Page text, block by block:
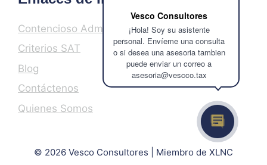
Vesco Consultores
¡Hola! Soy su asistente
personal. Envíeme una consulta
o si desea una asesoria tambien
puede enviar un correo a
asesoria@vescco.tax
Contencioso Administrativo
Criterios SAT
Blog
Contáctenos
Quienes Somos
© 2026 Vesco Consultores | Miembro de XLNC